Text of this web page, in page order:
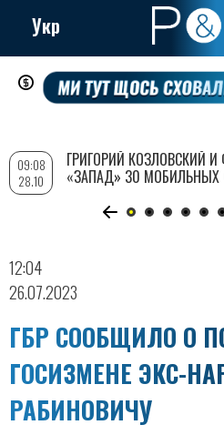
Перейти
содержанию
Укр
12:04
26.07.2023
ГБР СООБЩИЛО О
ГОСИЗМЕНЕ ЭКС-
РАБИНОВИЧУ
09:08
28.10
ГРИГОРИЙ КОЗЛОВСКИЙ
«ЗАПАД» 30 МОБИЛЬНЫХ